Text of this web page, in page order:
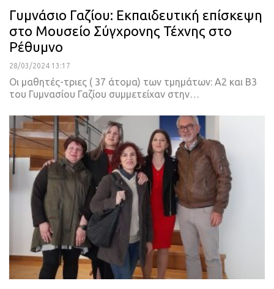
Γυμνάσιο Γαζίου: Εκπαιδευτική επίσκεψη
στο Μουσείο Σύγχρονης Τέχνης στο
Ρέθυμνο
28/03/2024 13:17
Οι μαθητές-τριες ( 37 άτομα) των τμημάτων: Α2 και Β3
του Γυμνασίου Γαζίου συμμετείχαν στην…